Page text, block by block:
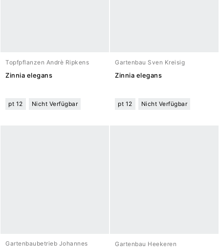
Topfpflanzen Andrè Ripkens
Zinnia elegans
pt 12 Nicht Verfügbar
Gartenbau Sven Kreisig
Zinnia elegans
pt 12 Nicht Verfügbar
Gartenbaubetrieb Johannes
Gartenbau Heekeren